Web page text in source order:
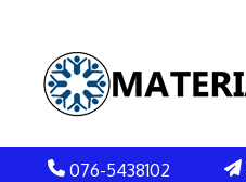
076-5438102